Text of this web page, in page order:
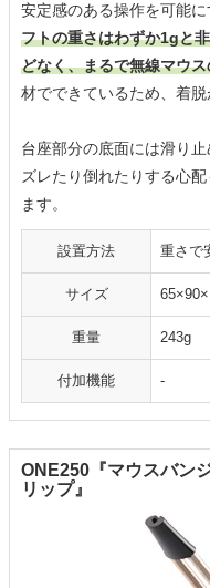
安定感のある操作を可能に
フトの重さはわずか1gと
どなく、まるで無線マウ
材でできているため、着脱
台座部分の底面には滑り
ズレたり倒れたりする心
ます。
設置方法 重さで
サイズ
重量 243g
付加機能 -
ONE250『マウスバン
リップ』